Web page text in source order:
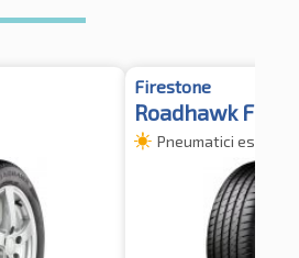
Firestone
Roadhawk FI XL
Pneumatici estivi